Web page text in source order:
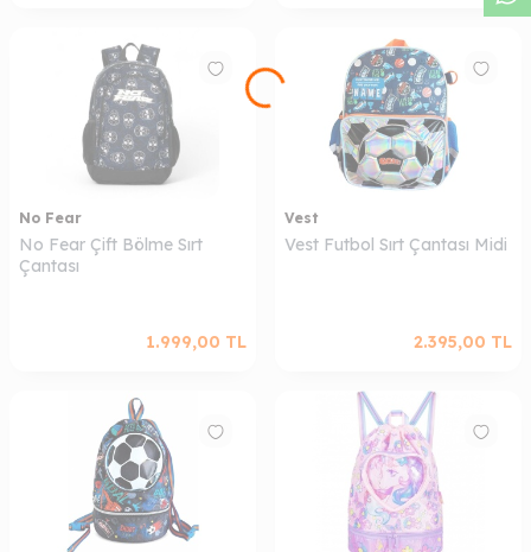
No Fear
No Fear Çift Bölme Sırt
Çantası
1.999,00 TL
Vest
Vest Futbol Sırt Çantası Midi
2.395,00 TL